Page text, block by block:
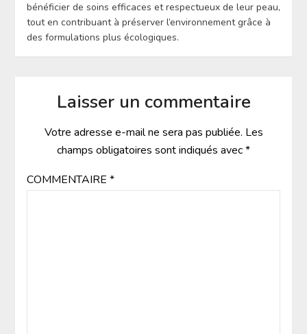
bénéficier de soins efficaces et respectueux de leur peau,
tout en contribuant à préserver l’environnement grâce à
des formulations plus écologiques.
Laisser un commentaire
Votre adresse e-mail ne sera pas publiée. Les
champs obligatoires sont indiqués avec*
COMMENTAIRE *